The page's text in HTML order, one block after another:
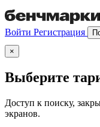
Войти Регистрация
×
Выберите
Доступ к поиску,
экранов.